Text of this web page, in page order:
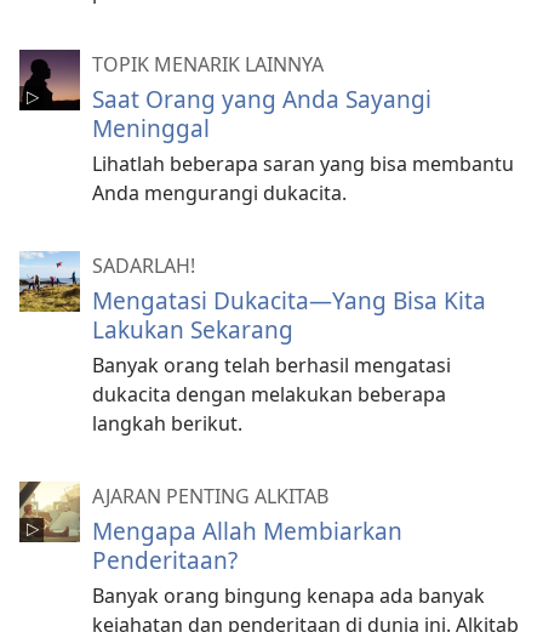
TOPIK MENARIK LAINNYA
Saat Orang yang Anda Sayangi
Meninggal
Lihatlah beberapa saran yang bisa membantu
Anda mengurangi dukacita.
SADARLAH!
Mengatasi Dukacita—Yang Bisa Kita
Lakukan Sekarang
Banyak orang telah berhasil mengatasi
dukacita dengan melakukan beberapa
langkah berikut.
AJARAN PENTING ALKITAB
Mengapa Allah Membiarkan
Penderitaan?
Banyak orang bingung kenapa ada banyak
kejahatan dan penderitaan di dunia ini. Alkitab